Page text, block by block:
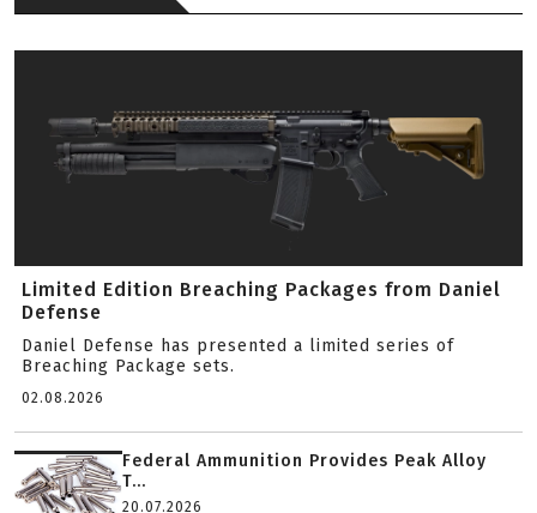
Limited Edition Breaching Packages from Daniel
Defense
Daniel Defense has presented a limited series of
Breaching Package sets.
02.08.2026
Federal Ammunition Provides Peak Alloy
T...
20.07.2026